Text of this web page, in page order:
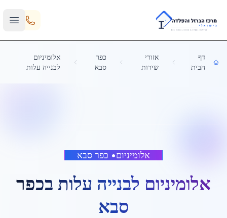
Skip to main content
דף
הבית
אזורי
שירות
כפר
סבא
אלומיניום
לבנייה עלות
אלומיניום• כפר סבא
אלומיניום לבנייה עלות בכפר
סבא